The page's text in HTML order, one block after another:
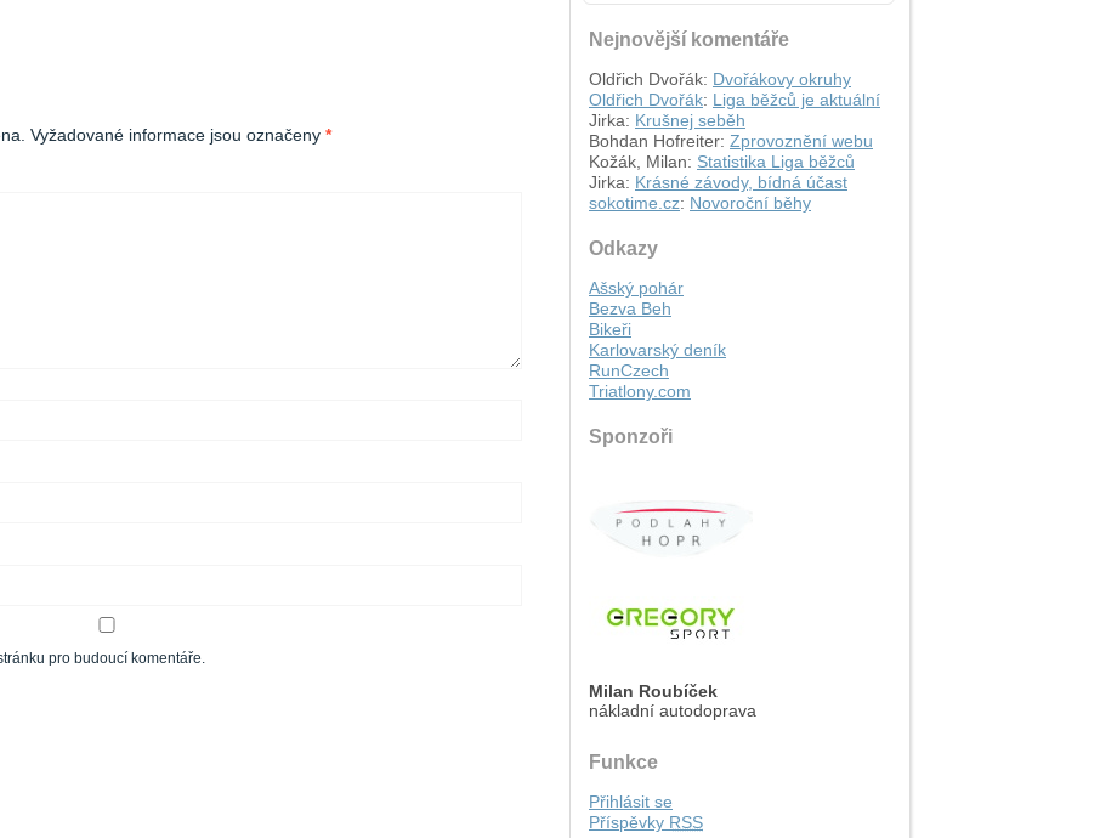
Vyžadované informace jsou označeny *
pro budoucí komentáře.
Nejnovější komentáře
Oldřich Dvořák: Dvořákovy okruhy
Oldřich Dvořák: Liga běžců je aktuální
Jirka: Krušnej seběh
Bohdan Hofreiter: Zprovoznění webu
Kožák, Milan: Statistika Liga běžců
Jirka: Krásné závody, bídná účast
sokotime.cz: Novoroční běhy
Odkazy
Ašský pohár
Bezva Beh
Bikeři
Karlovarský deník
RunCzech
Triatlony.com
Sponzoři
Milan Roubíček
nákladní autodoprava
Funkce
Přihlásit se
Příspěvky RSS